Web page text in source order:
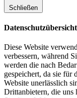
Schließen
Datenschutzübersicht
Diese Website
verbessern, während
werden die nach
gespeichert, da sie für
Website unerlässlich
Drittanbietern, die uns